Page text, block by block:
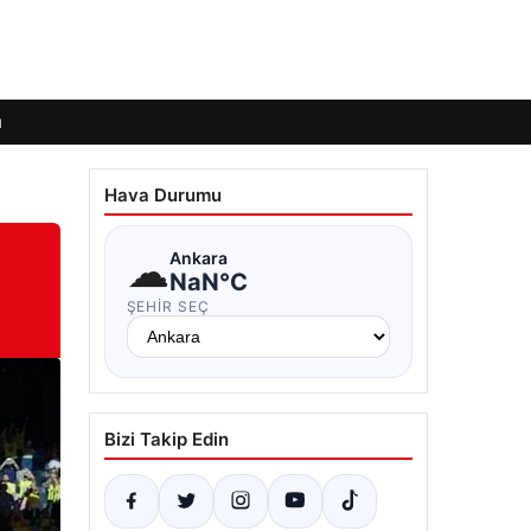
Hava Durumu
☁Ankara
NaN°C
ŞEHIR SEÇ
Bizi Takip Edin